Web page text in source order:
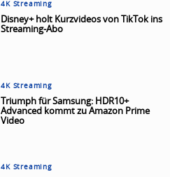
4K Streaming
Disney+ holt Kurzvideos von TikTok ins
Streaming-Abo
4K Streaming
Triumph für Samsung: HDR10+
Advanced kommt zu Amazon Prime
Video
4K Streaming